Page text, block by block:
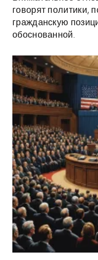
говорят политики,
гражданскую
обоснованной.